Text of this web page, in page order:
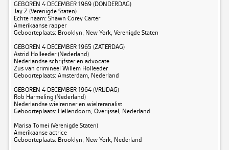
GEBOREN 4 DECEMBER 1969 (DONDERDAG)
Jay Z (Verenigde Staten)
Echte naam: Shawn Corey Carter
Amerikaanse rapper
Geboorteplaats: Brooklyn, New York, Verenigde Staten
GEBOREN 4 DECEMBER 1965 (ZATERDAG)
Astrid Holleeder (Nederland)
Nederlandse schrijfster en advocate
Zus van crimineel Willem Holleeder
Geboorteplaats: Amsterdam, Nederland
GEBOREN 4 DECEMBER 1964 (VRIJDAG)
Rob Harmeling (Nederland)
Nederlandse wielrenner en wielreranalist
Geboorteplaats: Hellendoorn, Overijssel, Nederland
Marisa Tomei (Verenigde Staten)
Amerikaanse actrice
Geboorteplaats: Brooklyn, New York, Nederland